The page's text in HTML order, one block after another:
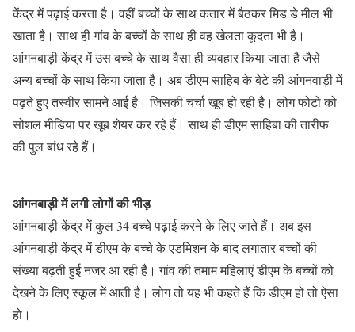
केंद्र में पढ़ाई करता है। वहीं बच्चों के साथ कतार में बैठकर मिड डे मील भी
खाता है। साथ ही गांव के बच्चों के साथ ही वह खेलता कूदता भी है।
आंगनबाड़ी केंद्र में उस बच्चे के साथ वैसा ही व्यवहार किया जाता है जैसे
अन्य बच्चों के साथ किया जाता है। अब डीएम साहिब के बेटे की आंगनवाड़ी में
पढ़ते हुए तस्वीर सामने आई है। जिसकी चर्चा खूब हो रही है। लोग फोटो को
सोशल मीडिया पर खूब शेयर कर रहे हैं। साथ ही डीएम साहिबा की तारीफ
की पुल बांध रहे हैं।
आंगनबाड़ी में लगी लोगों की भीड़
आंगनबाड़ी केंद्र में कुल 34 बच्चे पढ़ाई करने के लिए जाते हैं। अब इस
आंगनबाड़ी केंद्र में डीएम के बच्चे के एडमिशन के बाद लगातार बच्चों की
संख्या बढ़ती हुई नजर आ रही है। गांव की तमाम महिलाएं डीएम के बच्चों को
देखने के लिए स्कूल में आती है। लोग तो यह भी कहते हैं कि डीएम हो तो ऐसा
हो।